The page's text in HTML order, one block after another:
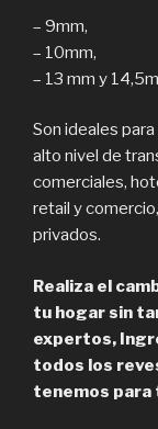
– 9mm,
– 10mm,
– 13 mm y
Son ideales
alto nivel de
comerciales,
retail y
privados.
Realiza el
tu hogar sin
expertos,
todos los
tenemos para